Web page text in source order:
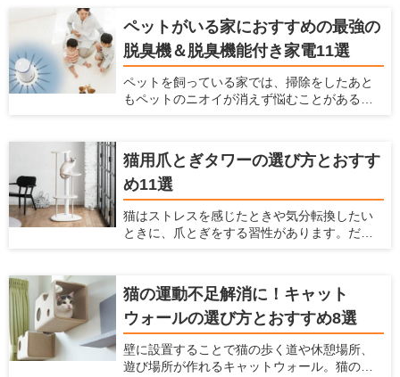
は、クレートの使い方と選び方を紹介すると
ともに、素材別おすすめ商品を7つピックアッ
プして紹介します。
ペットがいる家におすすめの最強の
脱臭機＆脱臭機能付き家電11選
ペットを飼っている家では、掃除をしたあと
もペットのニオイが消えず悩むことがあるか
屋のニオイを大きく減らすことができます。
ただ脱臭機を選ぶときには、どれを選べばい
いかわからないことも多いです。今回は、
ペットがいる家で脱臭機を置くとよい理由
や、どうやって選ぶべきか、おすすめの脱臭
機と脱臭機能付き家電を紹介するので参考に
猫用爪とぎタワーの選び方とおすす
め11選
猫はストレスを感じたときや気分転換したい
ときに、爪とぎをする習性があります。だか
愛猫に不適切な場所で爪をとがれることは大
きな悩みとなります。飼い主を悩ませる爪を
といでしまいやすい代表的な場所は、壁・
柱・ソファーなどがあげられます。愛猫の不
適切な場所での爪とぎの対策は「愛猫が好む
爪とぎ場を十分に用意すること」です。 今回
猫の運動不足解消に！キャット
ウォールの選び方とおすすめ8選
壁に設置することで猫の歩く道や休憩場所、
遊び場所が作れるキャットウォール。猫の祖